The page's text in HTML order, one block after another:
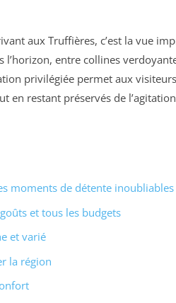
aux Truffières, c’est la vue
entre collines
privilégiée permet aux
en restant préservés de
moments de détente inoubliables
et tous les budgets
et varié
la région